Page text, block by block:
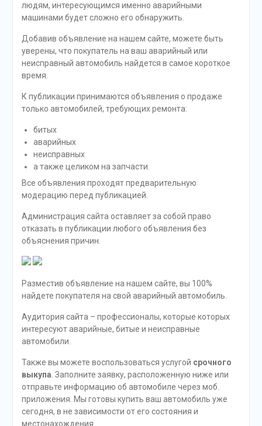
людям, интересующимся именно аварийными
машинами будет сложно его обнаружить.
Добавив объявление на нашем сайте, можете быть
уверены, что покупатель на ваш аварийный или
неисправный автомобиль найдется в самое короткое
время.
К публикации принимаются объявления о продаже
только автомобилей, требующих ремонта:
битых
аварийных
неисправных
а также целиком на запчасти.
Все объявления проходят предварительную
модерацию перед публикацией.
Администрация сайта оставляет за собой право
отказать в публикации любого объявления без
объяснения причин.
Разместив объявление на нашем сайте, вы 100%
найдете покупателя на свой аварийный автомобиль.
Аудитория сайта – профессионалы, которые которых
интересуют аварийные, битые и неисправные
автомобили.
Также вы можете воспользоваться услугой срочного
выкупа. Заполните заявку, расположенную ниже или
отправьте информацию об автомобиле через моб.
приложения. Мы готовы купить ваш автомобиль уже
сегодня, в не зависимости от его состояния и
местонахождения.